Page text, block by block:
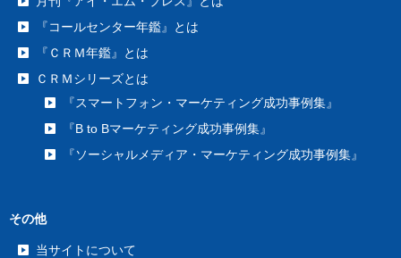
『コールセンター年鑑』とは
『ＣＲＭ年鑑』とは
ＣＲＭシリーズとは
『スマートフォン・マーケティング成功事例集』
『B to Bマーケティング成功事例集』
『ソーシャルメディア・マーケティング成功事例集』
その他
当サイトについて